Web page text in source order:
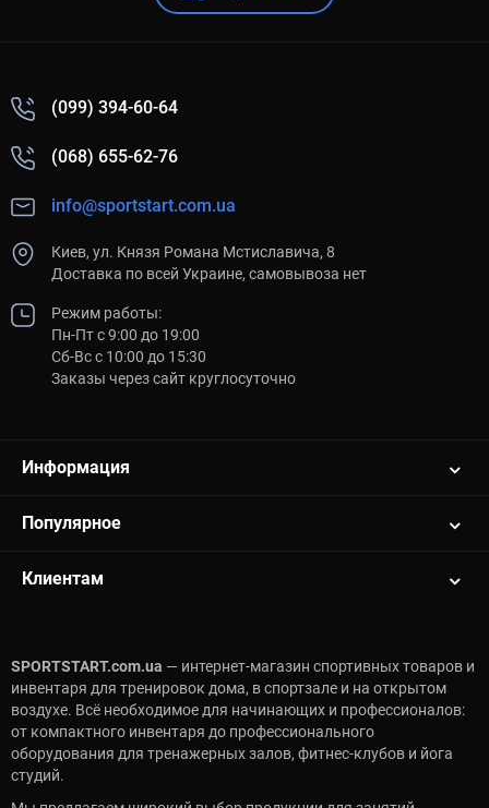
(099) 394-60-64
(068) 655-62-76
info@sportstart.com.ua
Киев, ул. Князя Романа Мстиславича, 8
Доставка по всей Украине, самовывоза нет
Режим работы:
Пн-Пт с 9:00 до 19:00
Сб-Вс с 10:00 до 15:30
Заказы через сайт круглосуточно
Информация
Популярное
Клиентам
SPORTSTART.com.ua — интернет-магазин спортивных товаров и
инвентаря для тренировок дома, в спортзале и на открытом
воздухе. Всё необходимое для начинающих и профессионалов:
от компактного инвентаря до профессионального
оборудования для тренажерных залов, фитнес-клубов и йога
студий.